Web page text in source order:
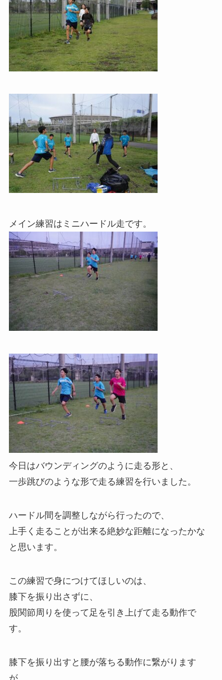
メイン練習はミニハードル走です。
今日はバウンディングのように走る形と、
一歩跳びのような形で走る練習を行いました。
ハードル間を調整しながら行ったので、
上手く走ることが出来る絶妙な距離になったかな
と思います。
この練習で身につけてほしいのは、
膝下を振り出さずに、
股関節周りを使って足を引き上げて走る動作で
す。
膝下を振り出すと腰が落ちる動作に繋がります
が、